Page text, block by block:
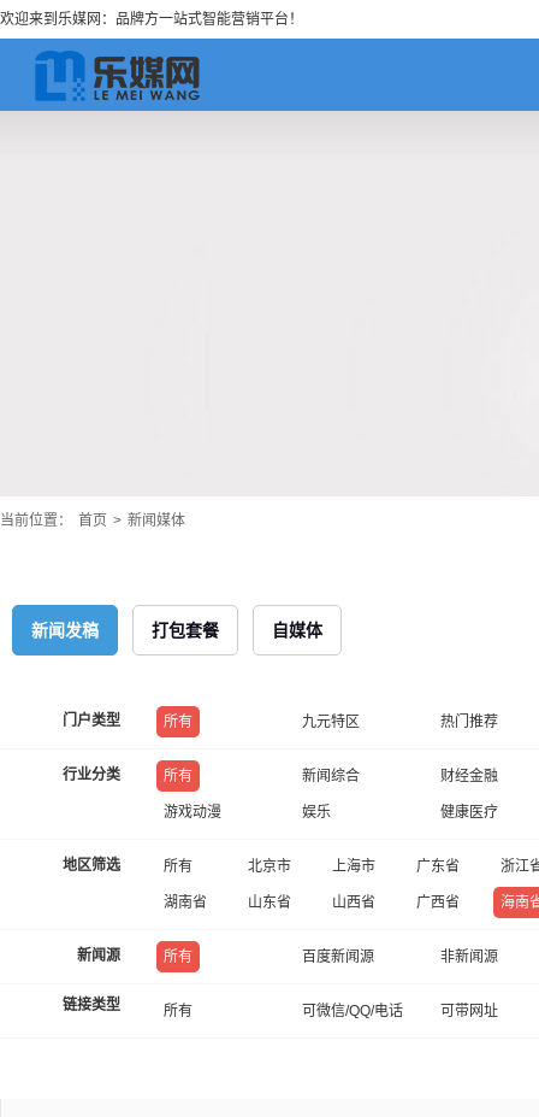
欢迎来到乐媒网：品牌方一站式智能营销平台！
当前位置： 首页 > 新闻媒体
新闻发稿 打包套餐 自媒体
门户类型 所有 九元特区 热门推荐
行业分类 所有 新闻综合 财经金融
游戏动漫 娱乐 健康医疗
地区筛选 所有 北京市 上海市 广东省 浙江
湖南省 山东省 山西省 广西省 海南
新闻源 所有 百度新闻源 非新闻源
链接类型 所有 可微信/QQ/电话 可带网址